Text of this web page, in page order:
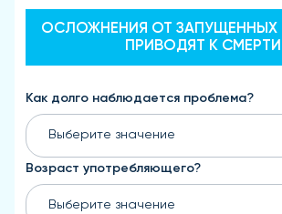
ОСЛОЖНЕНИЯ ОТ ЗАПУЩЕННЫХ
ПРИВОДЯТ К
Как долго наблюдается проблема?
Выберите значение
Возраст употребляющего?
Выберите значение